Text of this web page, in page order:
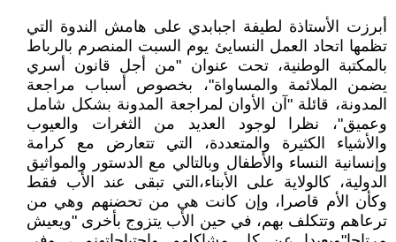
أبرزت الأستاذة لطيفة اجبابدي على هامش الندوة التي
تظمها اتحاد العمل النسايئ يوم السبت المنصرم بالرباط
بالمكتبة الوطنية، تحت عنوان "من أجل قانون أسري
يضمن الملائمة والمساواة"، بخصوص أسباب مراجعة
المدونة، قائلة "آن الأوان لمراجعة المدونة بشكل شامل
وعميق"، نظرا لوجود العديد من الثغرات والعيوب
والأشياء الكثيرة والمتعددة، التي تتعارض مع كرامة
وإنسانية النساء والأطفال وبالتالي مع الدستور والمواثيق
الدولية، كالولاية على الأبناء،التي تبقى عند الأب فقط
وكأن الأم قاصرا، وإن كانت هي من تحضنهم وهي من
ترعاهم وتتكلف بهم، في حين الأب يتزوج بأخرى "ويعيش